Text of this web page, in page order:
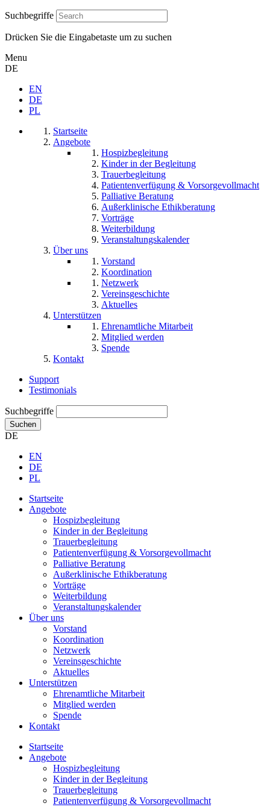
Suchbegriffe
Drücken Sie die Eingabetaste um zu suchen
Menu
DE
EN
DE
PL
Startseite
Angebote
Hospizbegleitung
Kinder in der Begleitung
Trauerbegleitung
Patientenverfügung & Vorsorgevollmacht
Palliative Beratung
Außerklinische Ethikberatung
Vorträge
Weiterbildung
Veranstaltungskalender
Über uns
Vorstand
Koordination
Netzwerk
Vereinsgeschichte
Aktuelles
Unterstützen
Ehrenamtliche Mitarbeit
Mitglied werden
Spende
Kontakt
Support
Testimonials
Suchbegriffe
Suchen
DE
EN
DE
PL
Startseite
Angebote
Hospizbegleitung
Kinder in der Begleitung
Trauerbegleitung
Patientenverfügung & Vorsorgevollmacht
Palliative Beratung
Außerklinische Ethikberatung
Vorträge
Weiterbildung
Veranstaltungskalender
Über uns
Vorstand
Koordination
Netzwerk
Vereinsgeschichte
Aktuelles
Unterstützen
Ehrenamtliche Mitarbeit
Mitglied werden
Spende
Kontakt
Startseite
Angebote
Hospizbegleitung
Kinder in der Begleitung
Trauerbegleitung
Patientenverfügung & Vorsorgevollmacht